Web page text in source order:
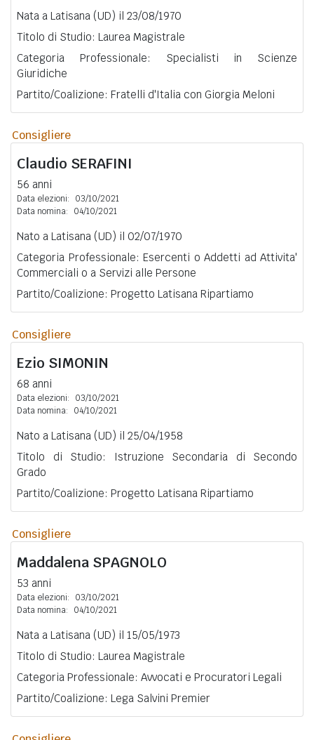
Nata a Latisana (UD) il 23/08/1970
Titolo di Studio: Laurea Magistrale
Categoria Professionale: Specialisti in Scienze
Giuridiche
Partito/Coalizione: Fratelli d'Italia con Giorgia Meloni
Consigliere
Claudio SERAFINI
56 anni
Data elezioni:
03/10/2021
Data nomina:
04/10/2021
Nato a Latisana (UD) il 02/07/1970
Categoria Professionale: Esercenti o Addetti ad Attivita'
Commerciali o a Servizi alle Persone
Partito/Coalizione: Progetto Latisana Ripartiamo
Consigliere
Ezio SIMONIN
68 anni
Data elezioni:
03/10/2021
Data nomina:
04/10/2021
Nato a Latisana (UD) il 25/04/1958
Titolo di Studio: Istruzione Secondaria di Secondo
Grado
Partito/Coalizione: Progetto Latisana Ripartiamo
Consigliere
Maddalena SPAGNOLO
53 anni
Data elezioni:
03/10/2021
Data nomina:
04/10/2021
Nata a Latisana (UD) il 15/05/1973
Titolo di Studio: Laurea Magistrale
Categoria Professionale: Avvocati e Procuratori Legali
Partito/Coalizione: Lega Salvini Premier